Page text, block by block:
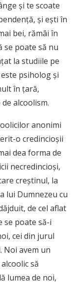
şi te scoate
şi eşti în
bei, rămâi în
se poate să nu
la studiile pe
psiholog şi
în ţară,
alcoolism.
anonimi
o credincioşii
dea forma de
necredincioşi,
creştinul, la
lui Dumnezeu cu
de cel aflat
se poate să-i
cei din jurul
Noi avem un
să
lumea de noi,